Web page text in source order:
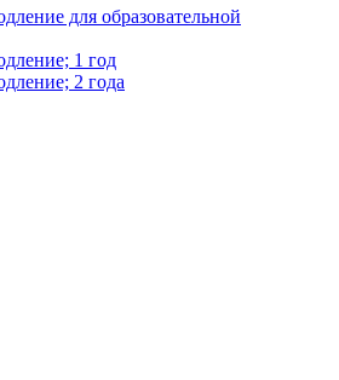
для образовательной
1 год
2 года